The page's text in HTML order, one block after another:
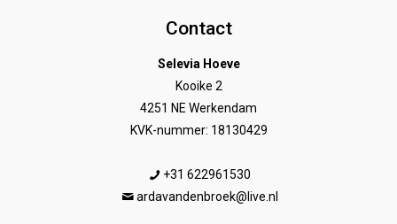
Contact
Selevia Hoeve
Kooike 2
4251 NE Werkendam
KVK-nummer: 18130429
+31 622961530
ardavandenbroek@live.nl